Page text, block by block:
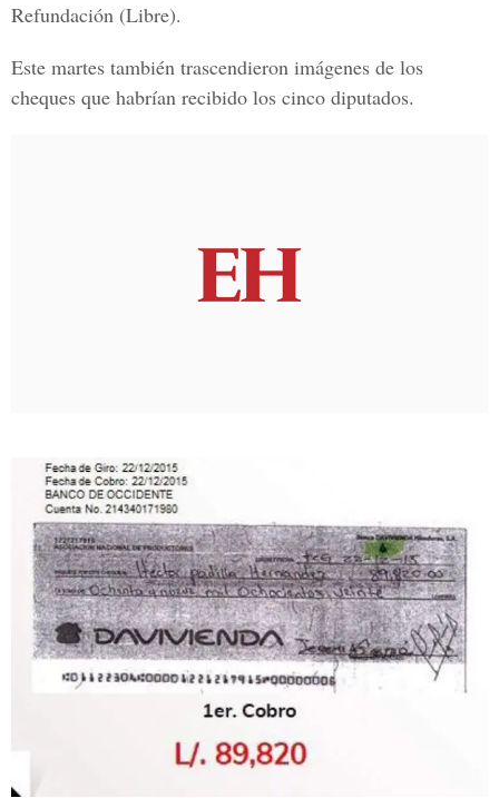
Refundación (Libre).
Este martes también trascendieron imágenes de los
cheques que habrían recibido los cinco diputados.